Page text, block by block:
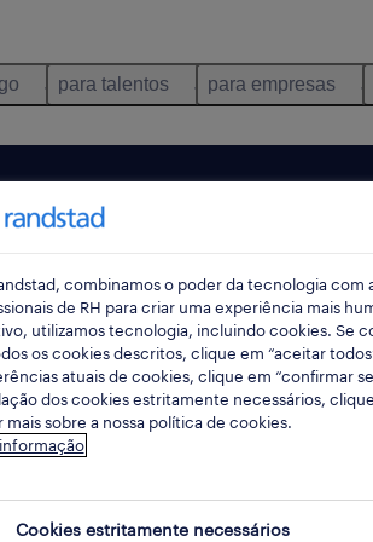
para talentos para empresas
resultados para a sua
combinamos o poder da tecnologia com
de RH para criar uma experiência mais
utilizamos tecnologia, incluindo cookies. Se
os cookies descritos, clique em “aceitar
atuais de cookies, clique em “confirmar
dos cookies estritamente necessários,
mais sobre a nossa política de cookies.
Cookies estritamente necessários